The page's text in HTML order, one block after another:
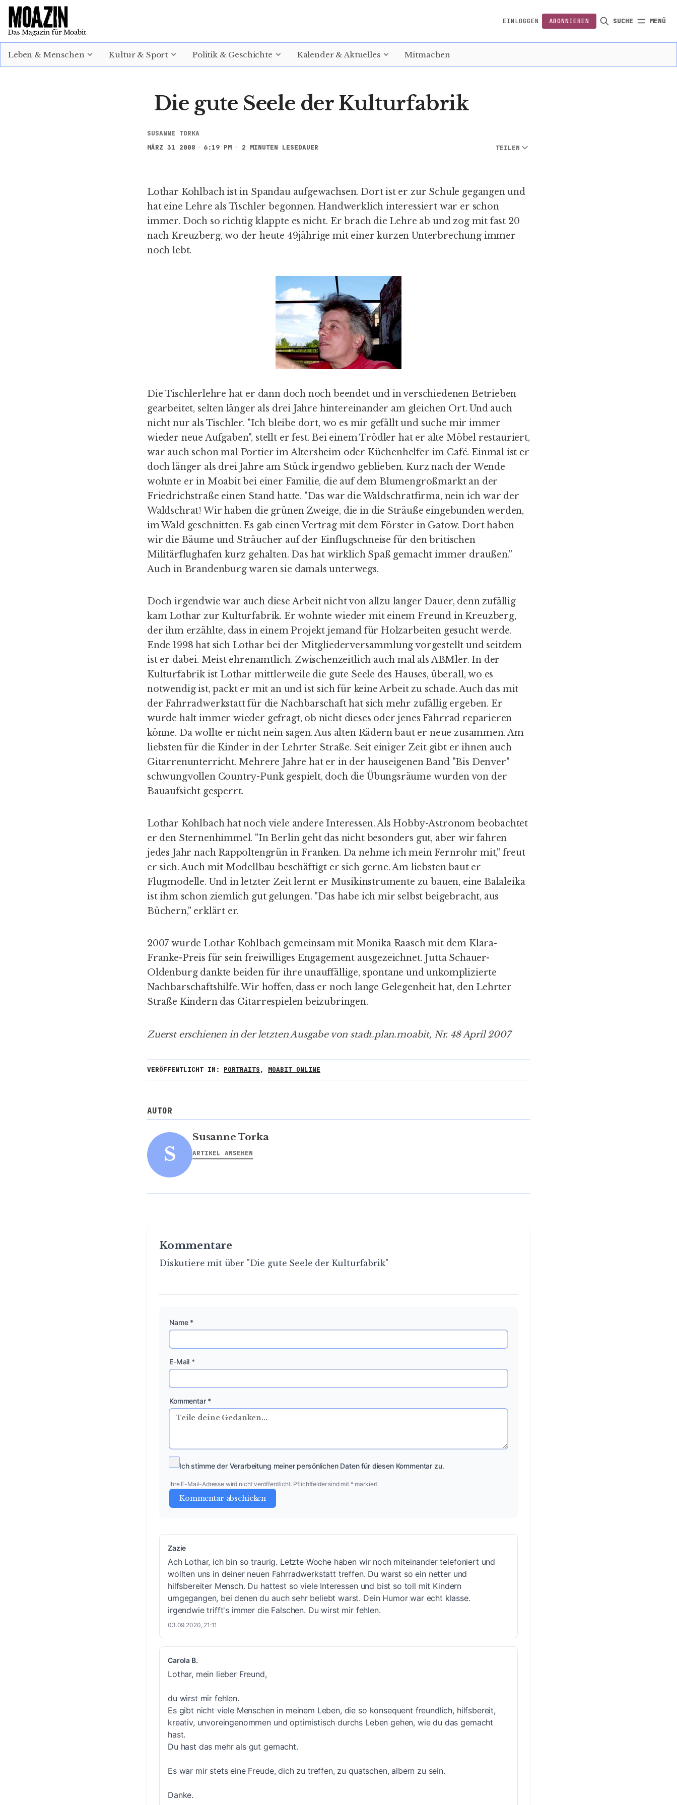
EINLOGGEN ABONNIEREN SUCHE MENÜ
Leben & Menschen Kultur & Sport Politik & Geschichte Kalender & Aktuelles Mitmachen
EINLOGGEN ABONNIEREN
Die gute Seele der Kulturfabrik
SUSANNE TORKA
MÄRZ 31 2008
6:19 PM 2 MINUTEN LESEDAUER TEILEN
Lothar Kohlbach ist in Spandau aufgewachsen. Dort ist er zur Schule gegangen und
hat eine Lehre als Tischler begonnen. Handwerklich interessiert war er schon
immer. Doch so richtig klappte es nicht. Er brach die Lehre ab und zog mit fast 20
nach Kreuzberg, wo der heute 49jährige mit einer kurzen Unterbrechung immer
noch lebt.
Die Tischlerlehre hat er dann doch noch beendet und in verschiedenen Betrieben
gearbeitet, selten länger als drei Jahre hintereinander am gleichen Ort. Und auch
nicht nur als Tischler. "Ich bleibe dort, wo es mir gefällt und suche mir immer
wieder neue Aufgaben", stellt er fest. Bei einem Trödler hat er alte Möbel restauriert,
war auch schon mal Portier im Altersheim oder Küchenhelfer im Café. Einmal ist er
doch länger als drei Jahre am Stück irgendwo geblieben. Kurz nach der Wende
wohnte er in Moabit bei einer Familie, die auf dem Blumengroßmarkt an der
Friedrichstraße einen Stand hatte. "Das war die Waldschratfirma, nein ich war der
Waldschrat! Wir haben die grünen Zweige, die in die Sträuße eingebunden werden,
im Wald geschnitten. Es gab einen Vertrag mit dem Förster in Gatow. Dort haben
wir die Bäume und Sträucher auf der Einflugschneise für den britischen
Militärflughafen kurz gehalten. Das hat wirklich Spaß gemacht immer draußen."
Auch in Brandenburg waren sie damals unterwegs.
Doch irgendwie war auch diese Arbeit nicht von allzu langer Dauer, denn zufällig
kam Lothar zur Kulturfabrik. Er wohnte wieder mit einem Freund in Kreuzberg,
der ihm erzählte, dass in einem Projekt jemand für Holzarbeiten gesucht werde.
Ende 1998 hat sich Lothar bei der Mitgliederversammlung vorgestellt und seitdem
ist er dabei. Meist ehrenamtlich. Zwischenzeitlich auch mal als ABMler. In der
Kulturfabrik ist Lothar mittlerweile die gute Seele des Hauses, überall, wo es
notwendig ist, packt er mit an und ist sich für keine Arbeit zu schade. Auch das mit
der Fahrradwerkstatt für die Nachbarschaft hat sich mehr zufällig ergeben. Er
wurde halt immer wieder gefragt, ob nicht dieses oder jenes Fahrrad reparieren
könne. Da wollte er nicht nein sagen. Aus alten Rädern baut er neue zusammen. Am
liebsten für die Kinder in der Lehrter Straße. Seit einiger Zeit gibt er ihnen auch
Gitarrenunterricht. Mehrere Jahre hat er in der hauseigenen Band "Bis Denver"
schwungvollen Country-Punk gespielt, doch die Übungsräume wurden von der
Bauaufsicht gesperrt.
Lothar Kohlbach hat noch viele andere Interessen. Als Hobby-Astronom beobachtet
er den Sternenhimmel. "In Berlin geht das nicht besonders gut, aber wir fahren
jedes Jahr nach Rappoltengrün in Franken. Da nehme ich mein Fernrohr mit," freut
er sich. Auch mit Modellbau beschäftigt er sich gerne. Am liebsten baut er
Flugmodelle. Und in letzter Zeit lernt er Musikinstrumente zu bauen, eine Balaleika
ist ihm schon ziemlich gut gelungen. "Das habe ich mir selbst beigebracht, aus
Büchern," erklärt er.
2007 wurde Lothar Kohlbach gemeinsam mit Monika Raasch mit dem Klara-
Franke-Preis für sein freiwilliges Engagement ausgezeichnet. Jutta Schauer-
Oldenburg dankte beiden für ihre unauffällige, spontane und unkomplizierte
Nachbarschaftshilfe. Wir hoffen, dass er noch lange Gelegenheit hat, den Lehrter
Straße Kindern das Gitarrespielen beizubringen.
Zuerst erschienen in der letzten Ausgabe von stadt.plan.moabit, Nr. 48 April 2007
VERÖFFENTLICHT IN: PORTRAITS, MOABIT ONLINE
AUTOR
S
Susanne Torka
ARTIKEL ANSEHEN
Kommentare
Diskutiere mit über "Die gute Seele der Kulturfabrik"
Name *
E-Mail *
Kommentar *
Ich stimme der Verarbeitung meiner persönlichen Daten für diesen Kommentar zu.
Ihre E-Mail-Adresse wird nicht veröffentlicht. Pflichtfelder sind mit * markiert.
Kommentar abschicken
Zazie
Ach Lothar, ich bin so traurig. Letzte Woche haben wir noch miteinander telefoniert und
wollten uns in deiner neuen Fahrradwerkstatt treffen. Du warst so ein netter und
hilfsbereiter Mensch. Du hattest so viele Interessen und bist so toll mit Kindern
umgegangen, bei denen du auch sehr beliebt warst. Dein Humor war echt klasse.
irgendwie trifft's immer die Falschen. Du wirst mir fehlen.
03.09.2020, 21:11
Carola B.
Lothar, mein lieber Freund,
du wirst mir fehlen.
Es gibt nicht viele Menschen in meinem Leben, die so konsequent freundlich, hilfsbereit,
kreativ, unvoreingenommen und optimistisch durchs Leben gehen, wie du das gemacht
hast.
Du hast das mehr als gut gemacht.
Es war mir stets eine Freude, dich zu treffen, zu quatschen, albern zu sein.
Danke.